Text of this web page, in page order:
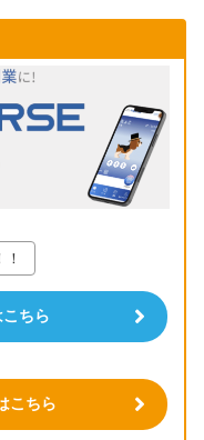
ちら
こちら